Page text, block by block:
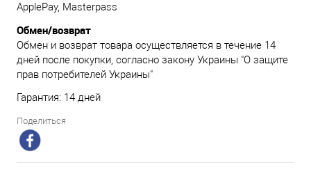
ApplePay, Masterpass
Обмен/возврат
Обмен и возврат товара осуществляется в течение 14
дней после покупки, согласно закону Украины "О защите
прав потребителей Украины"
Гарантия: 14 дней
Поделиться